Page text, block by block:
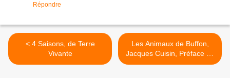
Répondre
< 4 Saisons, de Terre
Vivante
Les Animaux de Buffon,
Jacques Cuisin, Préface de
Nicolas Vannier, EPA >